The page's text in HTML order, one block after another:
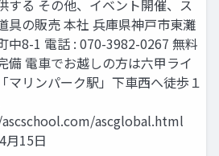
する その他、イベント開催、ス
具の販売 本社 兵庫県神戸市東灘
中8-1 電話 : 070-3982-0267 無料
備 電車でお越しの方は六甲ライ
マリンパーク駅」下車西へ徒歩１
ascglobal.html
月15日